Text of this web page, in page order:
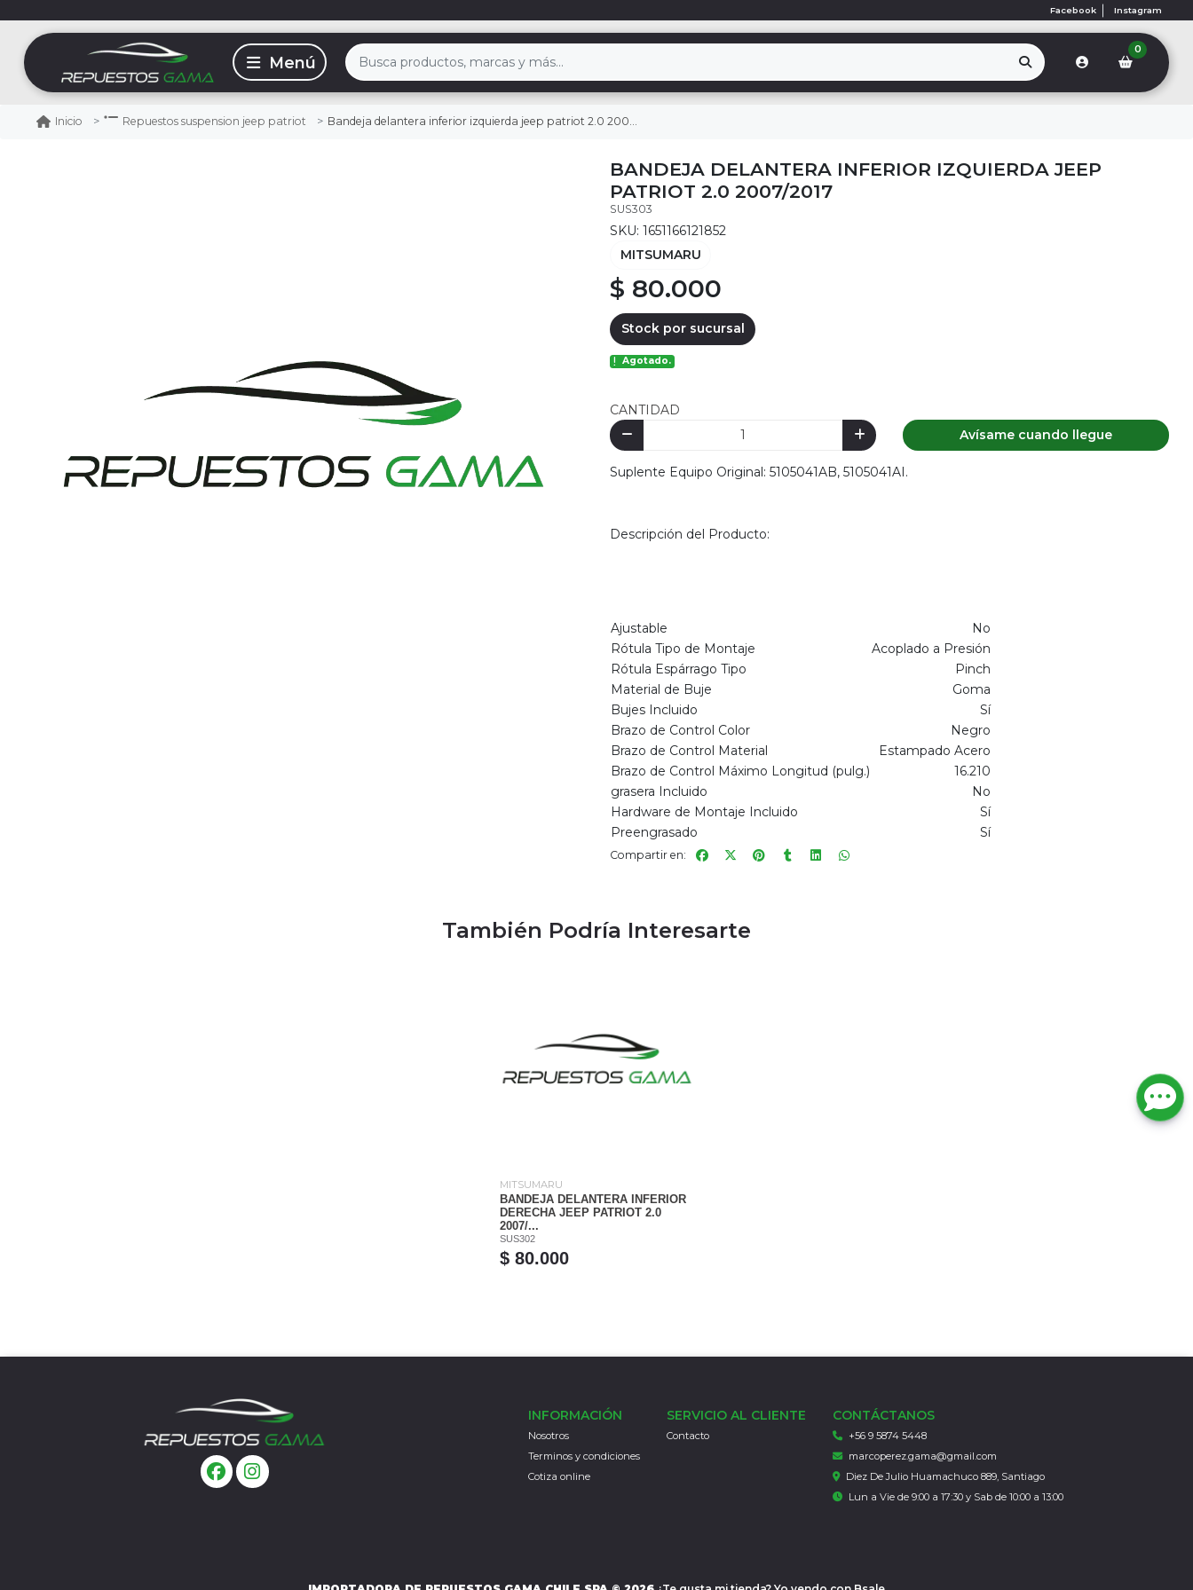
Facebook Instagram
0
Inicio Repuestos suspension jeep patriot Bandeja delantera inferior izquierda jeep patriot 2.0 2007/2017
BANDEJA DELANTERA INFERIOR IZQUIERDA JEEP
PATRIOT 2.0 2007/2017
SUS303
SKU: 1651166121852
MITSUMARU
$ 80.000
Stock por sucursal
Agotado.
CANTIDAD
Avísame cuando llegue
Suplente Equipo Original: 5105041AB, 5105041AI.
Descripción del Producto:
Ajustable
No
Rótula Tipo de Montaje
Acoplado a Presión
Rótula Espárrago Tipo
Pinch
Material de Buje
Goma
Bujes Incluido
Sí
Brazo de Control Color
Negro
Brazo de Control Material
Estampado Acero
Brazo de Control Máximo Longitud (pulg.)
16.210
grasera Incluido
No
Hardware de Montaje Incluido
Sí
Preengrasado
Sí
Compartir en:
También Podría Interesarte
MITSUMARU
BANDEJA DELANTERA INFERIOR
DERECHA JEEP PATRIOT 2.0
2007/...
SUS302
$ 80.000
INFORMACIÓN
Nosotros
Terminos y condiciones
Cotiza online
SERVICIO AL CLIENTE
Contacto
CONTÁCTANOS
+56 9 5874 5448
marcoperez.gama@gmail.com
Diez De Julio Huamachuco 889, Santiago
Lun a Vie de 9:00 a 17:30 y Sab de 10:00 a 13:00